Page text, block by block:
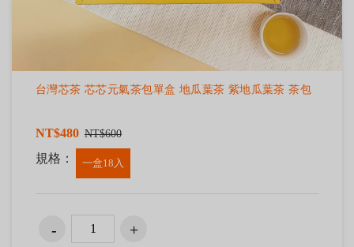
台灣芯茶 芯芯元氣茶包單盒 地瓜葉茶 紫地瓜葉茶 茶包
NT$480 NT$600
規格： 一盒18入